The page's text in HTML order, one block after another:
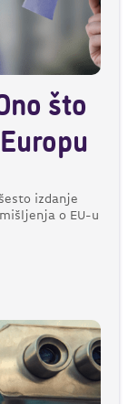
što
izdanje
o EU-u